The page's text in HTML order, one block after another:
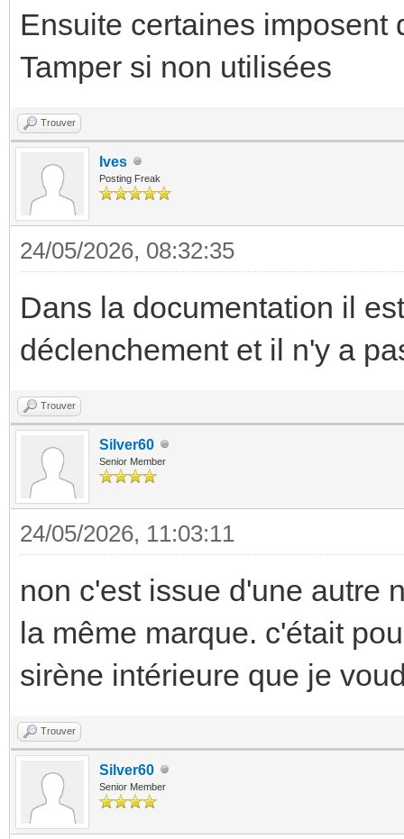
Ensuite certaines imposent
Tamper si non utilisées
Trouver
Ives
Posting Freak
24/05/2026, 08:32:35
Dans la documentation il
déclenchement et il n'y a
Trouver
Silver60
Senior Member
24/05/2026, 11:03:11
non c'est issue d'une autre
la même marque. c'était
sirène intérieure que je
Trouver
Silver60
Senior Member